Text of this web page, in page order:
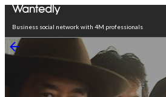
Business social network with 4M professionals